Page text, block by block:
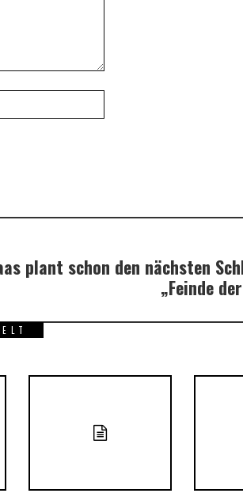
plant schon den nächsten
„Feinde